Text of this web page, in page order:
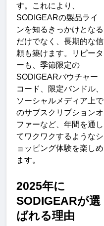
す。これにより、
SODIGEARの製品ライ
ンを知るきっかけとなる
だけでなく、長期的な信
頼も築けます。リピータ
ーも、季節限定の
SODIGEARバウチャー
コード、限定バンドル、
ソーシャルメディア上で
のサブスクリプションオ
ファーなど、年間を通し
てワクワクするようなシ
ョッピング体験を楽しめ
ます。
2025年に
SODIGEARが選
ばれる理由